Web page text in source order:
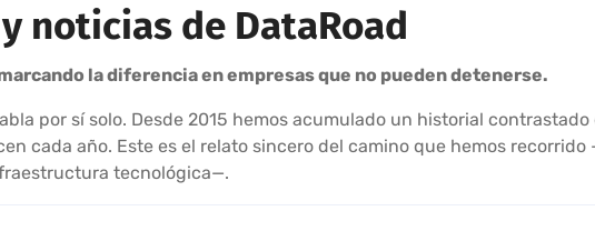
noticias de DataRoad
la diferencia en empresas que no pueden detenerse.
por sí solo. Desde 2015 hemos acumulado un historial
cada año. Este es el relato sincero del camino que hemos
tecnológica—.